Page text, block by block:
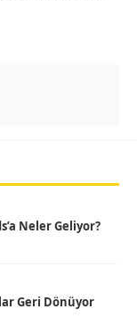
Neler Geliyor?
Geri Dönüyor